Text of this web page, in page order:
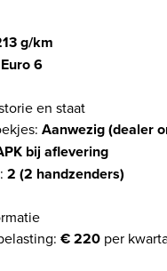
g/km
Euro 6
en staat
Aanwezig (dealer
bij aflevering
2 (2 handzenders)
€ 220 per